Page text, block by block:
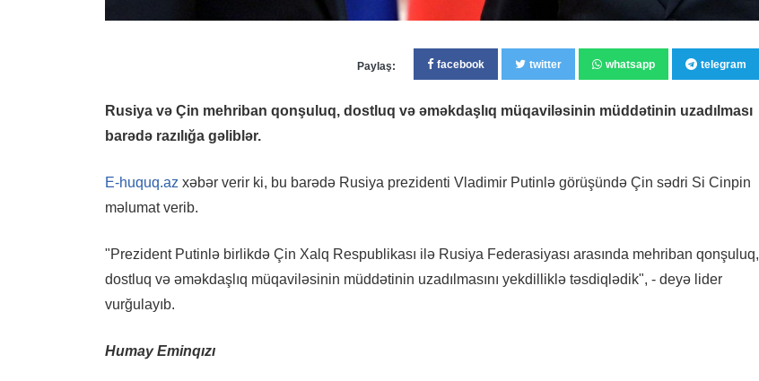
Paylaş: facebook twitter whatsapp telegram
Rusiya və Çin mehriban qonşuluq, dostluq və əməkdaşlıq müqaviləsinin müddətinin uzadılması
barədə razılığa gəliblər.
E-huquq.az xəbər verir ki, bu barədə Rusiya prezidenti Vladimir Putinlə görüşündə Çin sədri Si Cinpin
məlumat verib.
"Prezident Putinlə birlikdə Çin Xalq Respublikası ilə Rusiya Federasiyası arasında mehriban qonşuluq,
dostluq və əməkdaşlıq müqaviləsinin müddətinin uzadılmasını yekdilliklə təsdiqlədik", - deyə lider
vurğulayıb.
Humay Eminqızı